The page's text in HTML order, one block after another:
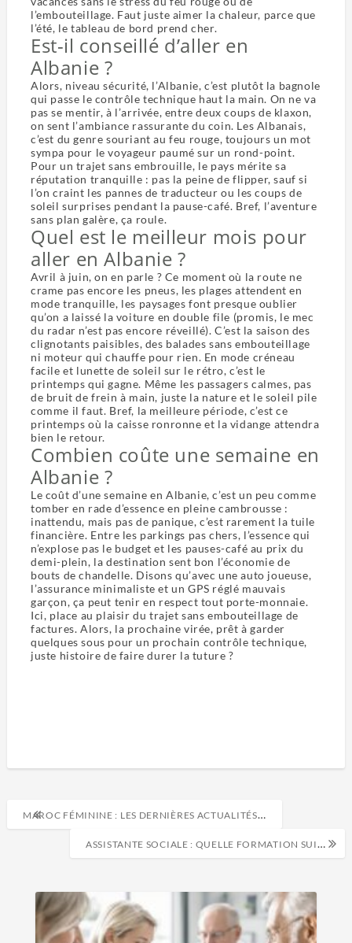
l’embouteillage. Faut juste aimer la chaleur, parce que
l’été, le tableau de bord prend cher.
Est-il conseillé d’aller en
Albanie ?
Alors, niveau sécurité, l’Albanie, c’est plutôt la bagnole
qui passe le contrôle technique haut la main. On ne va
pas se mentir, à l’arrivée, entre deux coups de klaxon,
on sent l’ambiance rassurante du coin. Les Albanais,
c’est du genre souriant au feu rouge, toujours un mot
sympa pour le voyageur paumé sur un rond-point.
Pour un trajet sans embrouille, le pays mérite sa
réputation tranquille : pas la peine de flipper, sauf si
l’on craint les pannes de traducteur ou les coups de
soleil surprises pendant la pause-café. Bref, l’aventure
sans plan galère, ça roule.
Quel est le meilleur mois pour
aller en Albanie ?
Avril à juin, on en parle ? Ce moment où la route ne
crame pas encore les pneus, les plages attendent en
mode tranquille, les paysages font presque oublier
qu’on a laissé la voiture en double file (promis, le mec
du radar n’est pas encore réveillé). C’est la saison des
clignotants paisibles, des balades sans embouteillage
ni moteur qui chauffe pour rien. En mode créneau
facile et lunette de soleil sur le rétro, c’est le
printemps qui gagne. Même les passagers calmes, pas
de bruit de frein à main, juste la nature et le soleil pile
comme il faut. Bref, la meilleure période, c’est ce
printemps où la caisse ronronne et la vidange attendra
bien le retour.
Combien coûte une semaine en
Albanie ?
Le coût d’une semaine en Albanie, c’est un peu comme
tomber en rade d’essence en pleine cambrousse :
inattendu, mais pas de panique, c’est rarement la tuile
financière. Entre les parkings pas chers, l’essence qui
n’explose pas le budget et les pauses-café au prix du
demi-plein, la destination sent bon l’économie de
bouts de chandelle. Disons qu’avec une auto joueuse,
l’assurance minimaliste et un GPS réglé mauvais
garçon, ça peut tenir en respect tout porte-monnaie.
Ici, place au plaisir du trajet sans embouteillage de
factures. Alors, la prochaine virée, prêt à garder
quelques sous pour un prochain contrôle technique,
juste histoire de faire durer la tuture ?
MAROC FÉMININE : LES DERNIÈRES ACTUALITÉS SUR LA SÉLECTION NATIONALE
ASSISTANTE SOCIALE : QUELLE FORMATION SUIVRE APRÈS LE BAC OU EN RECONVERSION